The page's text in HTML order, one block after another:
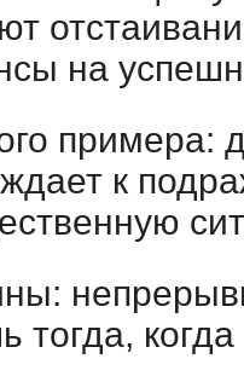
на
примера:
к
тогда,